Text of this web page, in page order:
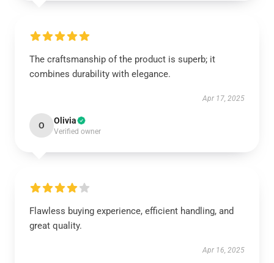
The craftsmanship of the product is superb; it
combines durability with elegance.
Apr 17, 2025
O Olivia
Verified owner
Flawless buying experience, efficient handling, and
great quality.
Apr 16, 2025